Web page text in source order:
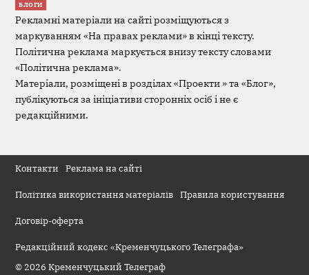
БЛОГИ
Рекламні матеріали на сайті розміщуються з
маркуванням «На правах реклами» в кінці тексту.
Політична реклама маркується внизу тексту словами
«Політична реклама».
Матеріали, розміщені в розділах «Проекти » та «Блог»,
публікуються за ініціативи сторонніх осіб і не є
редакційними.
Контакти Реклама на сайті
Політика використання матеріалів Правила користування
Договір-оферта
Редакційний кодекс «Кременчуцького Телеграфа»
© 2026 Кременчуцький Телеграф